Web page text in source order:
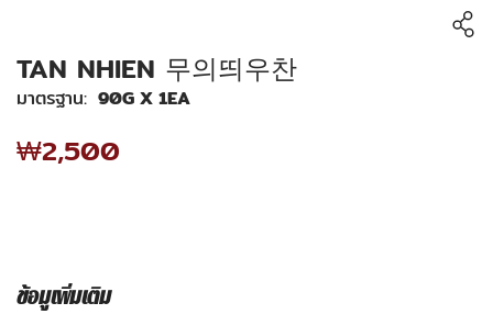
TAN NHIEN 무의띄우찬
มาตรฐาน 90G X 1EA
₩2,500
ข้อมูเพิ่มเติม